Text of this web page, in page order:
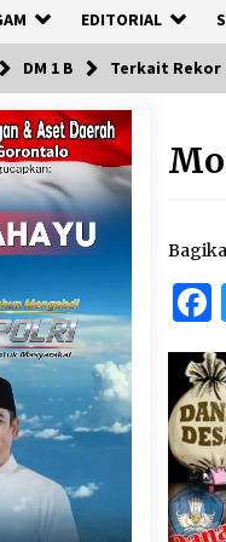
EDITORIAL
DM 1 B Terkait Rekor